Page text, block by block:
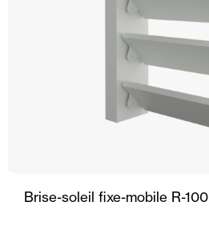
Brise-soleil fixe-mobile R-100